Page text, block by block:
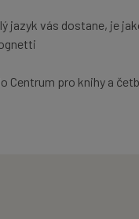
jazyk vás dostane, je
Centrum pro knihy a